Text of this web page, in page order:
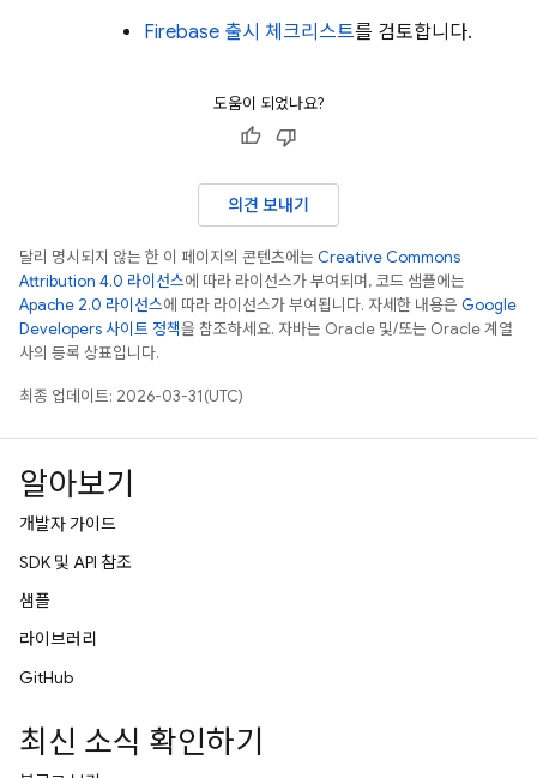
Firebase 출시 체크리스트를 검토합니다.
도움이 되었나요?
의견 보내기
달리 명시되지 않는 한 이 페이지의 콘텐츠에는 Creative Commons
Attribution 4.0 라이선스에 따라 라이선스가 부여되며, 코드 샘플에는
Apache 2.0 라이선스에 따라 라이선스가 부여됩니다. 자세한 내용은 Google
Developers 사이트 정책을 참조하세요. 자바는 Oracle 및/또는 Oracle 계열
사의 등록 상표입니다.
최종 업데이트: 2026-03-31(UTC)
알아보기
개발자 가이드
SDK 및 API 참조
샘플
라이브러리
GitHub
최신 소식 확인하기